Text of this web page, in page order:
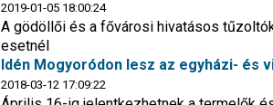
2019-01-05 18:00:24
A gödöllői és a fővárosi hivatásos
esetnél
Idén Mogyoródon lesz az egyházi- és
2018-03-12 17:09:22